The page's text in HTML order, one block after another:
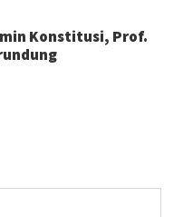
Konstitusi, Prof.